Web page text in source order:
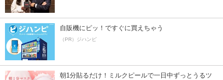
自販機にピッ！ですぐに買えちゃう
（PR）ジハンピ
朝1分貼るだけ！ミルクピールで一日中ずっとうるツ